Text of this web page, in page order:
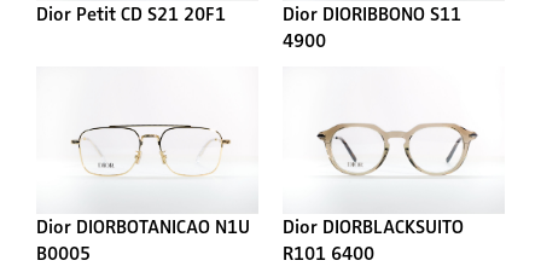
Dior Petit CD S21 20F1
Dior DIORIBBONO S11
4900
Dior DIORBOTANICAO N1U
B0005
Dior DIORBLACKSUITO
R101 6400